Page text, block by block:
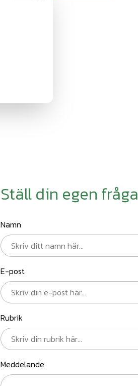
Ställ din egen fråga
Namn
E-post
Rubrik
Meddelande